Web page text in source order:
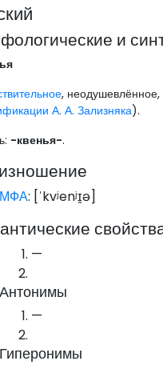
и
,
А. А. Зализняка).
-квенья-.
МФА: [ˈkvʲenʲɪ̯ə]
—
Антонимы
—
Гиперонимы